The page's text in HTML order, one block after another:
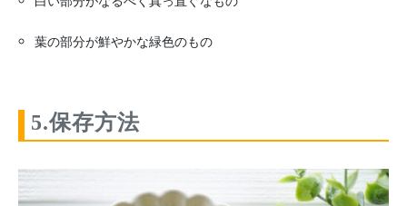
葉の部分が鮮やかな緑色のもの
5.保存方法